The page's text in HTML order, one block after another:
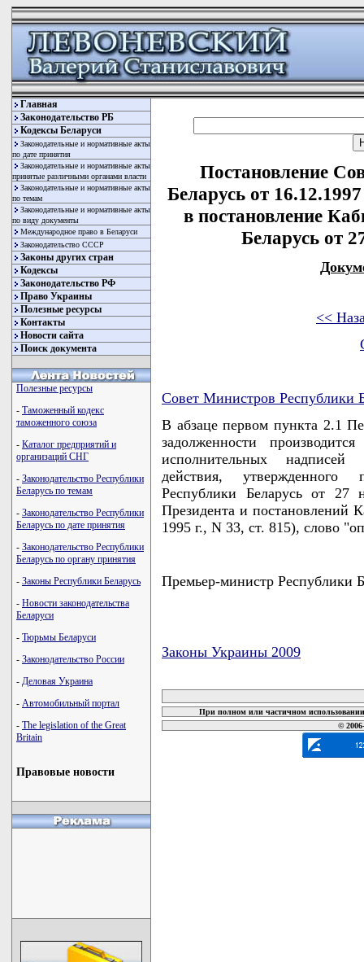
Главная
Законодательство РБ
Кодексы Беларуси
Законодательные и нормативные акты
по дате принятия
Законодательные и нормативные акты
принятые различными органами власти
Законодательные и нормативные акты
по темам
Законодательные и нормативные акты
по виду документы
Международное право в Беларуси
Законодательство СССР
Законы других стран
Кодексы
Законодательство РФ
Право Украины
Полезные ресурсы
Контакты
Новости сайта
Поиск документа
Полезные ресурсы
- Таможенный кодекс
таможенного союза
- Каталог предприятий и
организаций СНГ
- Законодательство Республики
Беларусь по темам
- Законодательство Республики
Беларусь по дате принятия
- Законодательство Республики
Беларусь по органу принятия
- Законы Республики Беларусь
- Новости законодательства
Беларуси
- Тюрьмы Беларуси
- Законодательство России
- Деловая Украина
- Автомобильный портал
- The legislation of the Great
Britain
Правовые новости
Постановление
Беларусь от
в постановление
Беларусь от
<<
Совет Министров Республики
В абзаце первом пункта 2.1
задолженности
исполнительных
действия, утвержденного
Республики Беларусь от 27
Президента и постановлений
1995 г., N 33, ст. 815), слово
Премьер-министр Республики
Законы Украины 2009
При полном или частичном
©